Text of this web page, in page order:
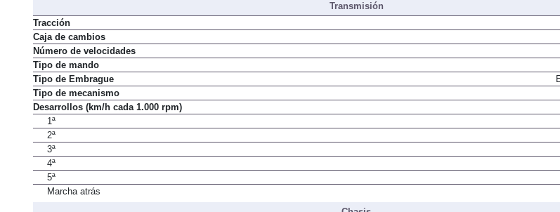
Transmisión
Tracción
Caja de cambios
Número de velocidades
Tipo de mando
Tipo de Embrague
Tipo de mecanismo
Desarrollos (km/h cada 1.000 rpm)
1ª
2ª
3ª
4ª
5ª